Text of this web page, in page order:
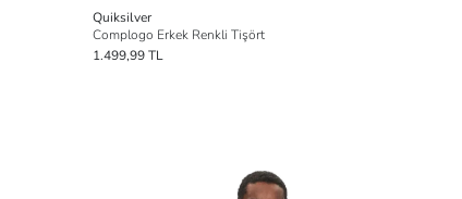
Quiksilver
Complogo Erkek Renkli Tişört
1.499,99 TL